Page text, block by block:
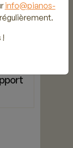
info@pianos-
!